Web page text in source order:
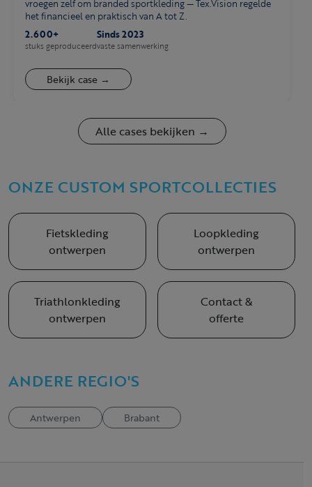
vroegen zelf om branded sportkleding — Tex.Vision regelde
het financieel en praktisch van A tot Z.
2.600+
stuks geproduceerd
Sinds 2023
vaste samenwerking
Bekijk case →
Alle cases bekijken →
ONZE CUSTOM SPORTCOLLECTIES
Fietskleding
ontwerpen
Loopkleding
ontwerpen
Triathlonkleding
ontwerpen
Contact &
offerte
ANDERE REGIO'S
Antwerpen Brabant